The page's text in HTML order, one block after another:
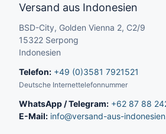
Versand aus Indonesien
BSD-City, Golden Vienna 2, C2/9
15322 Serpong
Indonesien
Telefon: +49 (0)3581 7921521
Deutsche Internettelefonnummer
WhatsApp / Telegram: +62 87 88
E-Mail: info@versand-aus-